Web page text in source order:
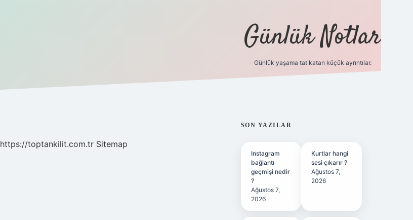
Günlük Notlar
Günlük yaşama tat katan küçük ayrıntılar.
https://toptankilit.com.tr Sitemap
SIDEBAR
SON YAZILAR
Instagram
bağlantı
geçmişi nedir
?
Ağustos 7,
2026
Kurtlar hangi
sesi çıkarır ?
Ağustos 7,
2026